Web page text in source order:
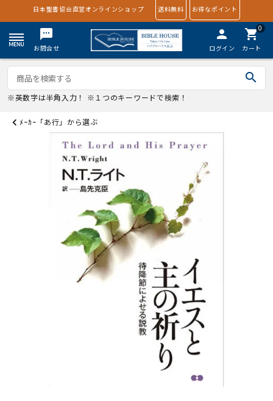
日本聖書協会直営オンラインショップ 送料無料 お得なポイント
textsms
お問合せ
person
ログイン
0
shopping_cart
カート
search
※英数字は半角入力！ ※１つのキーワードで検索！
ﾒｰｶｰ「あ行」から選ぶ